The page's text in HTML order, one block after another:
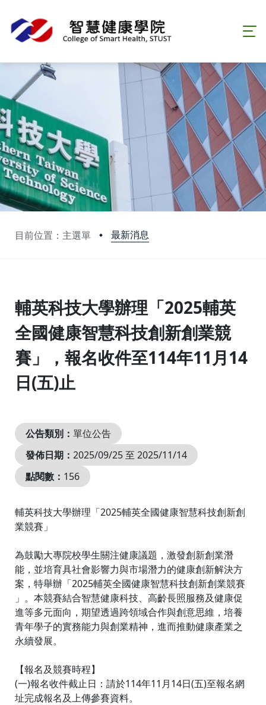
目前位置：主選單 最新消息
輔英科技大學辦理「2025輔英
全國健康智慧科技創新創業競
賽」，報名收件至114年11月14
日(五)止
公告類別： 單位公告
發佈日期： 2025/09/25 至 2025/11/14
點閱數： 156
輔英科技大學辦理「2025輔英全國健康智慧科技創新創
業競賽」
為鼓勵大專院校學生關注健康議題，激發創新創業潛
能，並培育具社會影響力與市場潛力的健康創新解決方
案，特舉辦「2025輔英全國健康智慧科技創新創業競賽
」。本競賽結合智慧健康科技、高齡長照服務及健康促
進等多元面向，期望透過跨領域合作與創意思維，培養
青年學子的實務能力與創業精神，進而推動健康產業之
永續發展。
【報名及競賽時程】
(一)報名收件截止日：請於114年11月14日(五)至報名網
址完成報名及上傳參賽資料。